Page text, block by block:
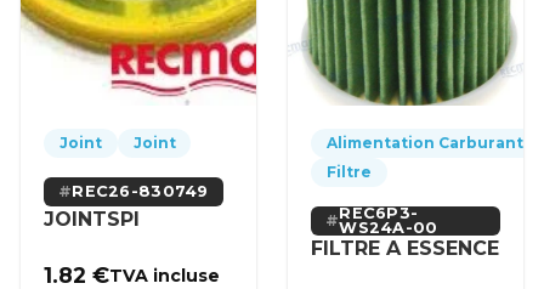
Joint Joint
REC26-830749
JOINTSPI
1.82€TVA incluse
Alimentation Carburant
Filtre
REC6P3-
WS24A-00
FILTRE A ESSENCE